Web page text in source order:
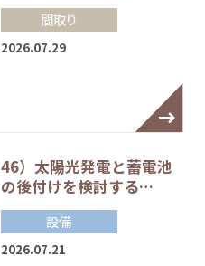
間取り
2026.07.29
46）太陽光発電と蓄電池
の後付けを検討する…
設備
2026.07.21